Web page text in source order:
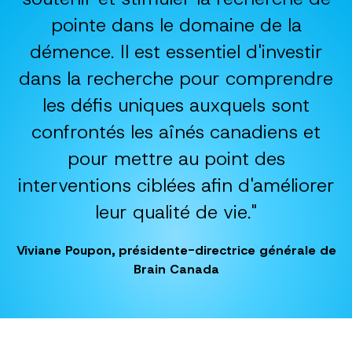
pointe dans le domaine de la
démence. Il est essentiel d'investir
dans la recherche pour comprendre
les défis uniques auxquels sont
confrontés les aînés canadiens et
pour mettre au point des
interventions ciblées afin d'améliorer
leur qualité de vie."
Viviane Poupon, présidente-directrice générale de
Brain Canada